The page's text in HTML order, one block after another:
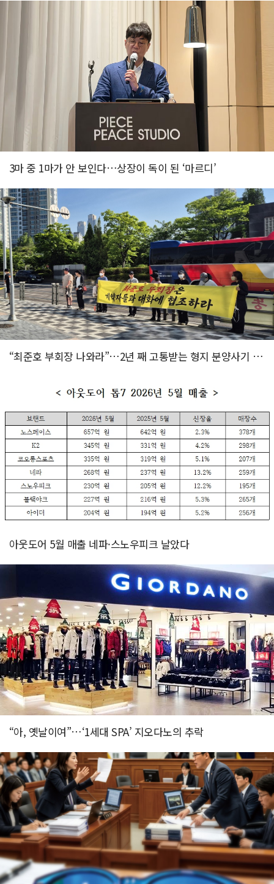
3마 중 1마가 안 보인다…상장이 독이 된 ‘마르디’
“최준호 부회장 나와라”…2년 째 고통받는 형지 분양사기 피해자...
아웃도어 5월 매출 네파·스노우피크 날았다
“아, 옛날이여”…‘1세대 SPA’ 지오다노의 추락